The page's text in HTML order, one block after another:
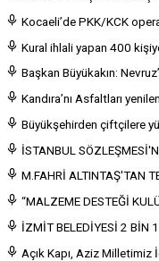
Kocaeli’de PKK/KCK
Kural ihlali yapan 400
Başkan Büyükakın:
Kandıra’nı Asfaltları
Büyükşehirden çiftçilere
İSTANBUL
M.FAHRİ ALTINTAŞ'TAN
“MALZEME DESTEĞİ
İZMİT BELEDİYESİ 2 BİN
Açık Kapı, Aziz Milletimiz